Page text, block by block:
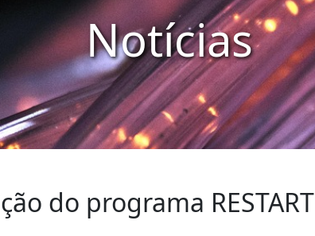
Notícias
do programa RESTART